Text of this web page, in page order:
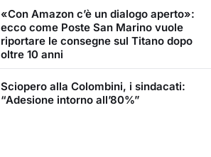
«Con Amazon c’è un dialogo aperto»:
ecco come Poste San Marino vuole
riportare le consegne sul Titano dopo
oltre 10 anni
Sciopero alla Colombini, i sindacati:
“Adesione intorno all’80%”